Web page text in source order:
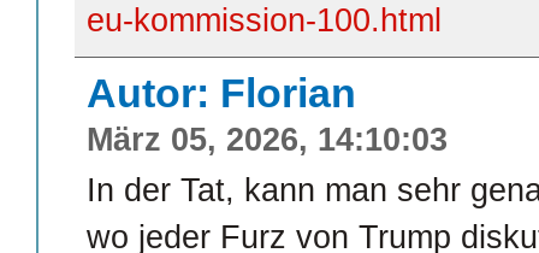
eu-kommission-100.html
Autor: Florian
März 05, 2026, 14:10:03
In der Tat, kann man sehr
wo jeder Furz von Trump